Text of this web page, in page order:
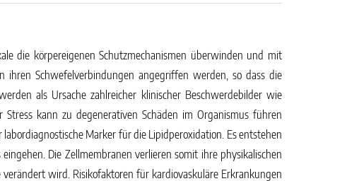
die körpereigenen Schutzmechanismen überwinden und mit
ihren Schwefelverbindungen angegriffen werden, so dass die
als Ursache zahlreicher klinischer Beschwerdebilder wie
kann zu degenerativen Schäden im Organismus führen
Marker für die Lipidperoxidation. Es entstehen
Die Zellmembranen verlieren somit ihre physikalischen
wird. Risikofaktoren für kardiovaskuläre Erkrankungen